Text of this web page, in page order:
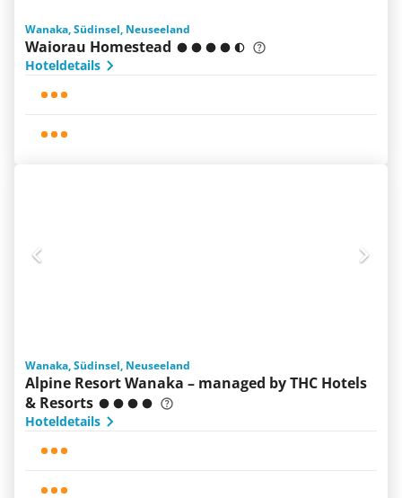
Wanaka, Südinsel, Neuseeland
Waiorau Homestead
Hoteldetails
Wanaka, Südinsel, Neuseeland
Alpine Resort Wanaka – managed by THC Hotels
& Resorts
Hoteldetails